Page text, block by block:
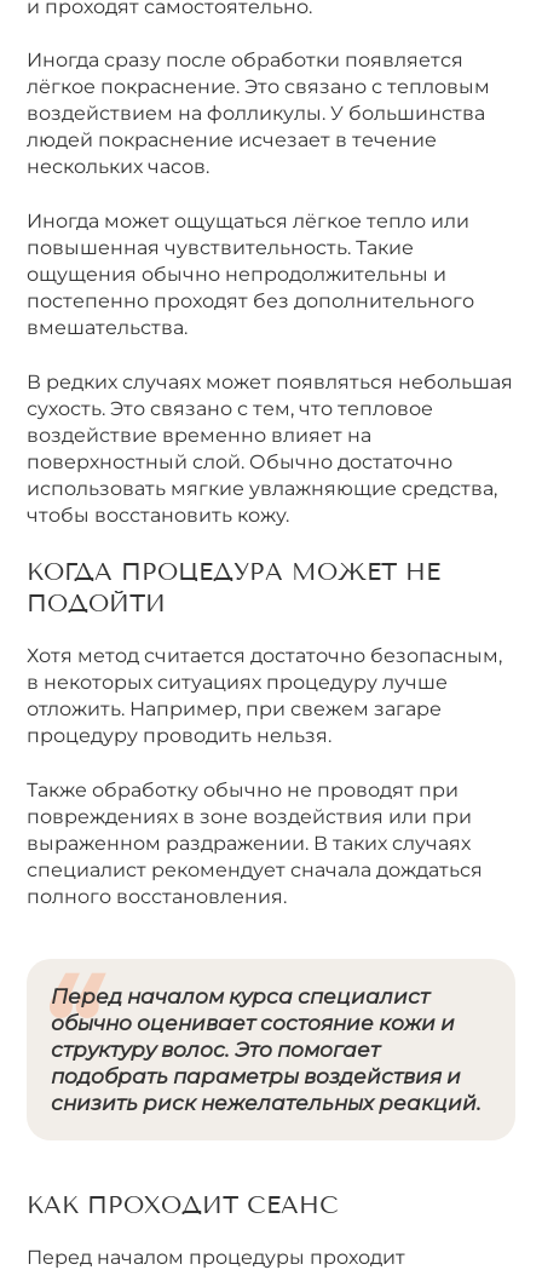
и проходят самостоятельно.
Иногда сразу после обработки появляется
лёгкое покраснение. Это связано с тепловым
воздействием на фолликулы. У большинства
людей покраснение исчезает в течение
нескольких часов.
Иногда может ощущаться лёгкое тепло или
повышенная чувствительность. Такие
ощущения обычно непродолжительны и
постепенно проходят без дополнительного
вмешательства.
В редких случаях может появляться небольшая
сухость. Это связано с тем, что тепловое
воздействие временно влияет на
поверхностный слой. Обычно достаточно
использовать мягкие увлажняющие средства,
чтобы восстановить кожу.
КОГДА ПРОЦЕДУРА МОЖЕТ НЕ
ПОДОЙТИ
Хотя метод считается достаточно безопасным,
в некоторых ситуациях процедуру лучше
отложить. Например, при свежем загаре
процедуру проводить нельзя.
Также обработку обычно не проводят при
повреждениях в зоне воздействия или при
выраженном раздражении. В таких случаях
специалист рекомендует сначала дождаться
полного восстановления.
Перед началом курса специалист
обычно оценивает состояние кожи и
структуру волос. Это помогает
подобрать параметры воздействия и
снизить риск нежелательных реакций.
КАК ПРОХОДИТ СЕАНС
Перед началом процедуры проходит